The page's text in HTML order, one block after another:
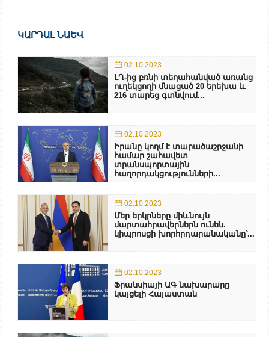
ԿԱՐԴԱԼ ՆԱԵՎ
02.10.2023
ԼՂ-ից բռնի տեղահանված առանց
ուղեկցողի մնացած 20 երեխա և
216 տարեց գտնվում...
02.10.2023
Իրանը կողմ է տարածաշրջանի
համար շահավետ
տրանսպորտային
հաղորդակցությունների...
02.10.2023
Մեր երկրները միևնույն
մարտահրավերներն ունեն.
կիպրոսցի խորհրդարանականը՝...
02.10.2023
Ֆրանսիայի ԱԳ նախարարը
կայցելի Հայաստան